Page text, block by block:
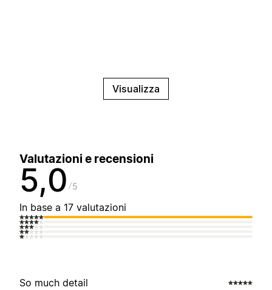
Visualizza
Valutazioni e recensioni
5,0 5
In base a 17 valutazioni
So much detail